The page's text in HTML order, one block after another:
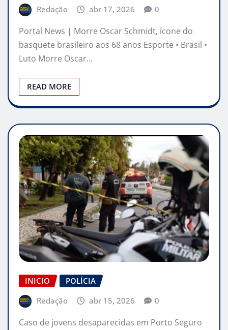
Redação
abr 17, 2026 0
Portal News | Morre Oscar Schmidt, ícone do
basquete brasileiro aos 68 anos Esporte • Brasil •
Luto Morre Oscar…
READ MORE
INICIO
POLÍCIA
Redação
abr 15, 2026 0
Caso de jovens desaparecidas em Porto Seguro